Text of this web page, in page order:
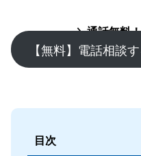
＼通話無料
【無料】電話相談
目次